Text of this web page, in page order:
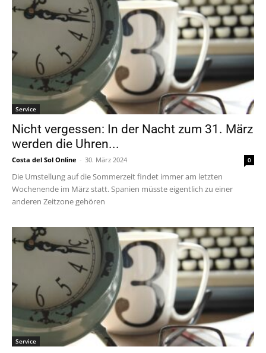
Service
Nicht vergessen: In der Nacht zum 31. März
werden die Uhren...
Costa del Sol Online - 30. März 2024 0
Die Umstellung auf die Sommerzeit findet immer am letzten
Wochenende im März statt. Spanien müsste eigentlich zu einer
anderen Zeitzone gehören
Service